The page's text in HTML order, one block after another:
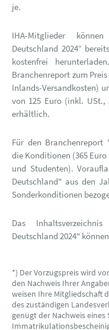
je.
IHA-Mitglieder
Deutschland 2024“
kostenfrei
Branchenreport zum
Inlands-Versandkosten)
von 125 Euro (inkl. USt.,
erhältlich.
Für den Branchenreport
die Konditionen (365
und Studenten).
Deutschland" aus den
Sonderkonditionen
Das
Deutschland 2024"
*) Der Vorzugspreis wird
den Nachweis Ihrer
weisen Ihre Mitgliedschaft
des zuständigen
genügt der Nachweis eines